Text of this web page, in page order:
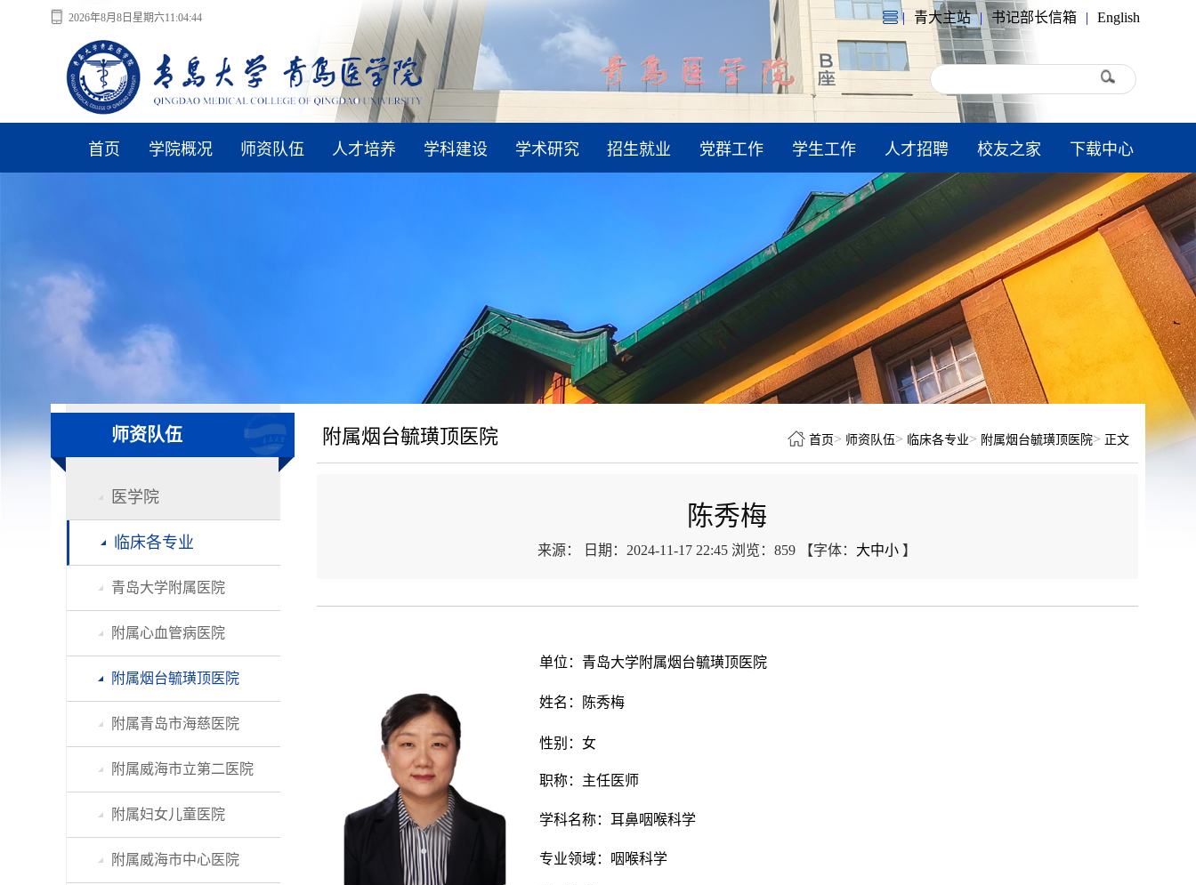
2026年8月8日星期六11:04:45 | 青大主站 | 书记部长信箱 | English
首页 学院概况 师资队伍 人才培养 学科建设 学术研究 招生就业 党群工作 学生工作 人才招聘 校友之家 下载中心
师资队伍
医学院
临床各专业
青岛大学附属医院
附属心血管病医院
附属烟台毓璜顶医院
附属青岛市海慈医院
附属威海市立第二医院
附属妇女儿童医院
附属威海市中心医院
附属烟台毓璜顶医院 首页 > 师资队伍> 临床各专业> 附属烟台毓璜顶医院> 正文
陈秀梅
来源： 日期：2024-11-17 22:45 浏览：859 【字体： 大中小 】
单位 ： 青岛大学附属烟台毓璜顶医院
姓名： 陈秀梅
性别： 女
职称： 主任医师
学科名称： 耳鼻咽喉科学
专业领域： 咽喉科学